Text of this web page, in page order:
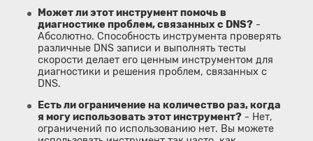
Может ли этот инструмент помочь в
диагностике проблем, связанных с DNS? -
Абсолютно. Способность инструмента проверять
различные DNS записи и выполнять тесты
скорости делает его ценным инструментом для
диагностики и решения проблем, связанных с
DNS.
Есть ли ограничение на количество раз, когда
я могу использовать этот инструмент? - Нет,
ограничений по использованию нет. Вы можете